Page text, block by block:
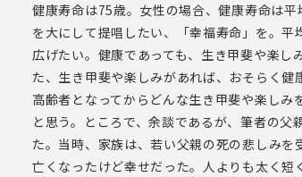
健康寿命は75歳。女性の場合、健康寿命は
を大にして提唱したい、「幸福寿命」を。
広げたい。健康であっても、生き甲斐や楽し
た、生き甲斐や楽しみがあれば、おそらく健
高齢者となってからどんな生き甲斐や楽し
と思う。ところで、余談であるが、筆者の父
た。当時、家族は、若い父親の死の悲しみを
亡くなったけど幸せだった。人よりも太く